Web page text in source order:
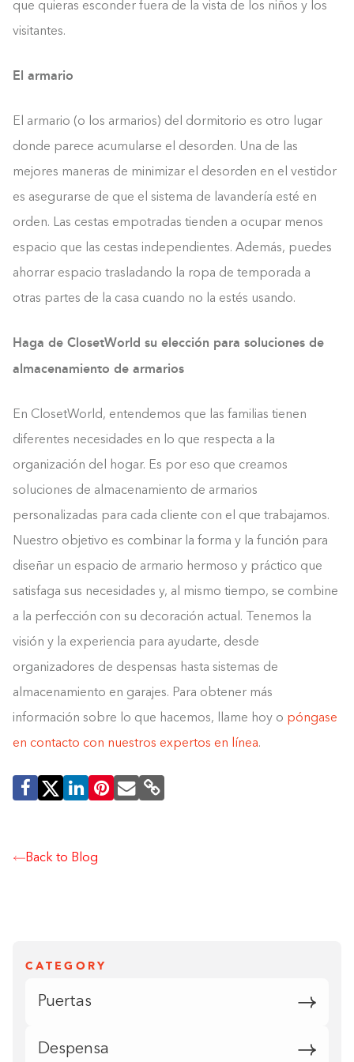
que quieras esconder fuera de la vista de los niños y los
visitantes.
El armario
El armario (o los armarios) del dormitorio es otro lugar
donde parece acumularse el desorden. Una de las
mejores maneras de minimizar el desorden en el vestidor
es asegurarse de que el sistema de lavandería esté en
orden. Las cestas empotradas tienden a ocupar menos
espacio que las cestas independientes. Además, puedes
ahorrar espacio trasladando la ropa de temporada a
otras partes de la casa cuando no la estés usando.
Haga de ClosetWorld su elección para soluciones de
almacenamiento de armarios
En ClosetWorld, entendemos que las familias tienen
diferentes necesidades en lo que respecta a la
organización del hogar. Es por eso que creamos
soluciones de almacenamiento de armarios
personalizadas para cada cliente con el que trabajamos.
Nuestro objetivo es combinar la forma y la función para
diseñar un espacio de armario hermoso y práctico que
satisfaga sus necesidades y, al mismo tiempo, se combine
a la perfección con su decoración actual. Tenemos la
visión y la experiencia para ayudarte, desde
organizadores de despensas hasta sistemas de
almacenamiento en garajes. Para obtener más
información sobre lo que hacemos, llame hoy o póngase
en contacto con nuestros expertos en línea.
Back to Blog
CATEGORY
Puertas
Despensa